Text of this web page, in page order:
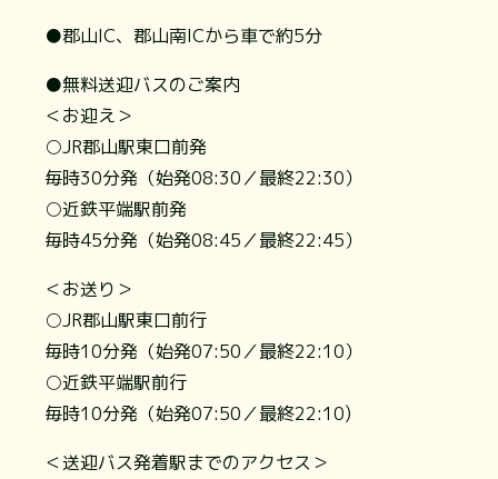
●郡山IC、郡山南ICから車で約5分
●無料送迎バスのご案内
＜お迎え＞
○JR郡山駅東口前発
毎時30分発（始発08:30／最終22:30）
○近鉄平端駅前発
毎時45分発（始発08:45／最終22:45）
＜お送り＞
○JR郡山駅東口前行
毎時10分発（始発07:50／最終22:10）
○近鉄平端駅前行
毎時10分発（始発07:50／最終22:10)
＜送迎バス発着駅までのアクセス＞